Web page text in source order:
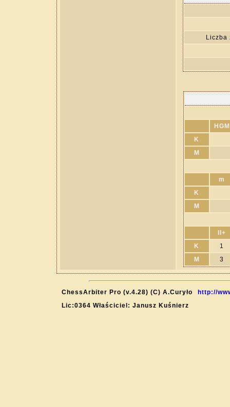
Liczba
HGM
K
M
m
K
M
II+
K
1
M
3
ChessArbiter Pro (v.4.28) (C) A.Curyło
http://
Lic:0364 Właściciel: Janusz Kuśnierz